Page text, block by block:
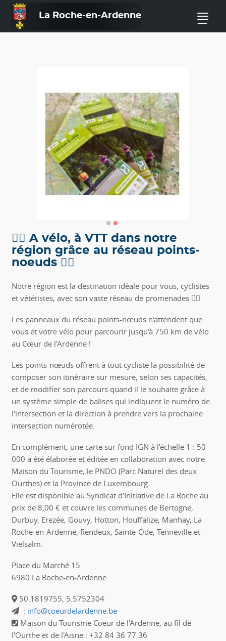
La Roche-en-Ardenne —
🚴‍♂️ A vélo, à VTT dans notre
région grâce au réseau points-
noeuds 🚴‍♂️
Notre région est la destination idéale pour vous, cyclistes
et vététistes, avec son vaste réseau de promenades 🚴‍♂️
Les panneaux du réseau points-nœuds n'attendent que
vous et votre vélo pour parcourir jusqu'à 750 km de vélo
au Cœur de l'Ardenne !
Les points-nœuds offrent à tout cycliste la possibilité de
composer son itinéraire sur mesure, selon ses capacités,
et de modifier son parcours quand il le souhaite grâce à
un système simple de balises qui indiquent le numéro de
l'intersection et la direction à prendre vers la prochaine
intersection numérotée.
En complément, une carte sur fond IGN à l’échelle 1 : 50
000 a été élaborée et éditée en collaboration avec notre
Maison du Tourisme, le PNDO (Parc Naturel des deux
Ourthes) et la Province de Luxembourg.
Elle est disponible au Syndicat d'Initiative de La Roche au
prix de 8,00 € et couvre les communes de Bertogne,
Durbuy, Erezée, Gouvy, Hotton, Houffalize, Manhay, La
Roche-en-Ardenne, Rendeux, Sainte-Ode, Tenneville et
Vielsalm.
Place du Marché 15
6980 La Roche-en-Ardenne
50.1819755, 5.5752304
: info@coeurdelardenne.be
Maison du Tourisme Coeur de l'Ardenne, au fil de
l'Ourthe et de l'Aisne : +32 84 36 77 36